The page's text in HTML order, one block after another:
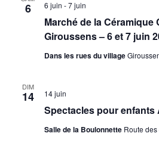
6
Marché de la Céramique
Giroussens – 6 et 7 juin
6 juin -7 juin
Dans les rues du village
DIM
14
Spectacles pour enfants
14 juin
Salle de la Boulonnette Route